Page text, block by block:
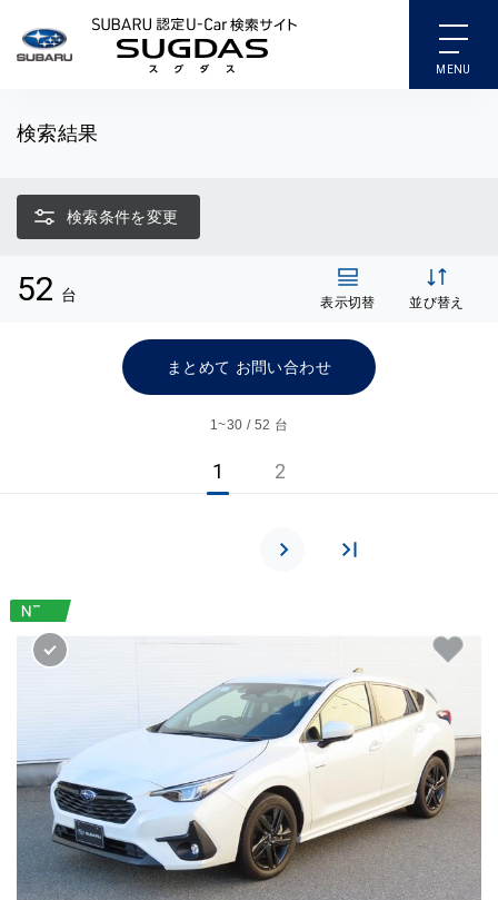
SUBARU 認定U-Car検索
検索結果
検索条件を変更
52 台 表示切替 並び替え
まとめて お問い合わせ
1~30 / 52 台
1 2